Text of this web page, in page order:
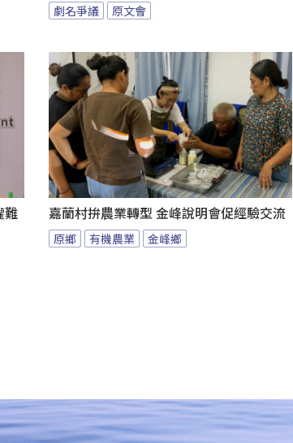
劇名爭議
原文會
難
嘉蘭村拚農業轉型 金峰說明會促經驗交流
原鄉 有機農業 金峰鄉